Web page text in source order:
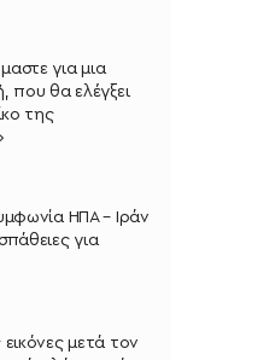
για μια
που θα ελέγξει
της
ΗΠΑ – Ιράν
για
μετά τον